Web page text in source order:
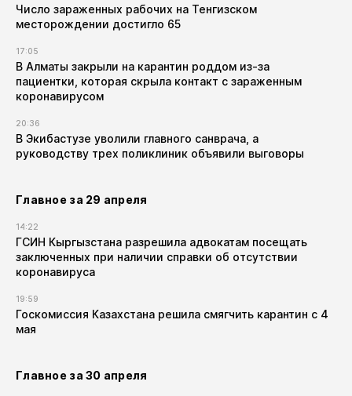
Число зараженных рабочих на Тенгизском
месторождении достигло 65
17:05
В Алматы закрыли на карантин роддом из-за
пациентки, которая скрыла контакт с зараженным
коронавирусом
20:36
В Экибастузе уволили главного санврача, а
руководству трех поликлиник объявили выговоры
Главное за 29 апреля
14:22
ГСИН Кыргызстана разрешила адвокатам посещать
заключенных при наличии справки об отсутствии
коронавируса
19:59
Госкомиссия Казахстана решила смягчить карантин с 4
мая
Главное за 30 апреля